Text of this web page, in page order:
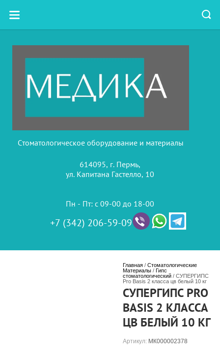
Стоматологическое оборудование и материалы
614095, г. Пермь,
ул. Капитана Гастелло, 10
Пн - Пт: с 09-00 до 18-00
+7 (342) 206-59-09
Главная / Стоматологические
Материалы / Гипс
стоматологический / СУПЕРГИПС
Pro Basis 2 класса цв белый 10 кг
СУПЕРГИПС PRO
BASIS 2 КЛАССА
ЦВ БЕЛЫЙ 10 КГ
Артикул: МК000002378